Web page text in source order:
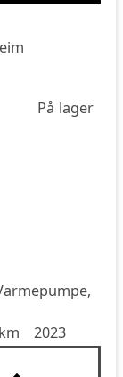
På lager
2023